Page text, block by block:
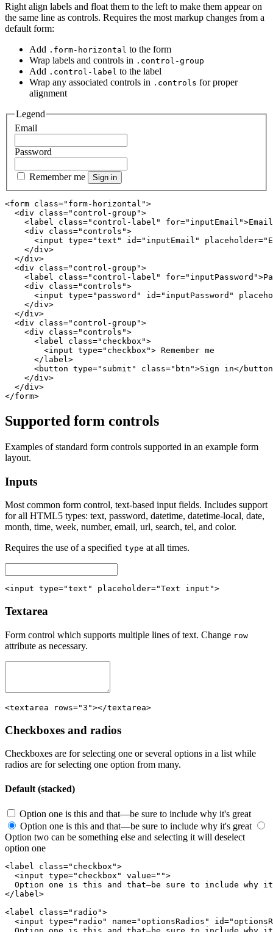
Right align labels and float them to the left to make them appear on
the same line as controls. Requires the most markup changes from a
default form:
Add .form-horizontal to the form
Wrap labels and controls in .control-group
Add .control-label to the label
Wrap any associated controls in .controls for proper
alignment
Legend
Email
Password
Remember me Sign in
<form class="form-horizontal">
  <div class="control-group">
<label class="control-label"
    <div class="controls">
<input type="text" id="inputEmail"
    </div>
  </div>
  <div class="control-group">
<label class="control-label"
    <div class="controls">
<input type="password" id="inputPassword"
    </div>
  </div>
  <div class="control-group">
    <div class="controls">
      <label class="checkbox">
        <input type="checkbox"> Remember me
      </label>
<button type="submit" class="btn">Sign in</
    </div>
  </div>
</form>
Supported form controls
Examples of standard form controls supported in an example form
layout.
Inputs
Most common form control, text-based input fields. Includes support
for all HTML5 types: text, password, datetime, datetime-local, date,
month, time, week, number, email, url, search, tel, and color.
Requires the use of a specified type at all times.
<input type="text" placeholder="Text input">
Textarea
Form control which supports multiple lines of text. Change row
attribute as necessary.
<textarea rows="3"></textarea>
Checkboxes and radios
Checkboxes are for selecting one or several options in a list while
radios are for selecting one option from many.
Default (stacked)
Option one is this and that—be sure to include why it's great
Option one is this and that—be sure to include why it's great
Option two can be something else and selecting it will deselect
option one
<label class="checkbox">
  <input type="checkbox" value="">
Option one is this and that—be sure to include why
</label>
<label class="radio">
<input type="radio" name="optionsRadios"